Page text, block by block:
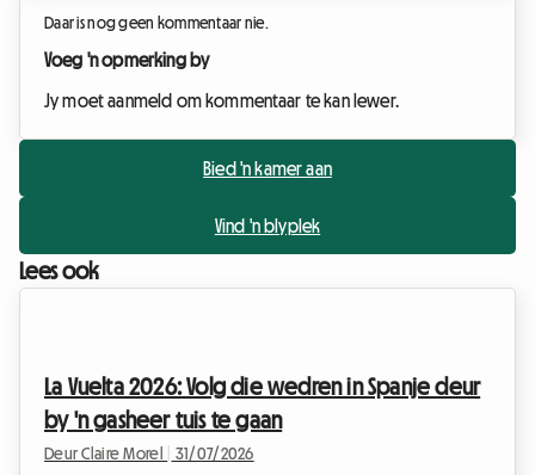
Daar is nog geen kommentaar nie.
Voeg 'n opmerking by
Jy moet aanmeld om kommentaar te kan lewer.
Bied 'n kamer aan
Vind 'n blyplek
Lees ook
La Vuelta 2026: Volg die wedren in Spanje deur
by 'n gasheer tuis te gaan
Deur Claire Morel 31/07/2026